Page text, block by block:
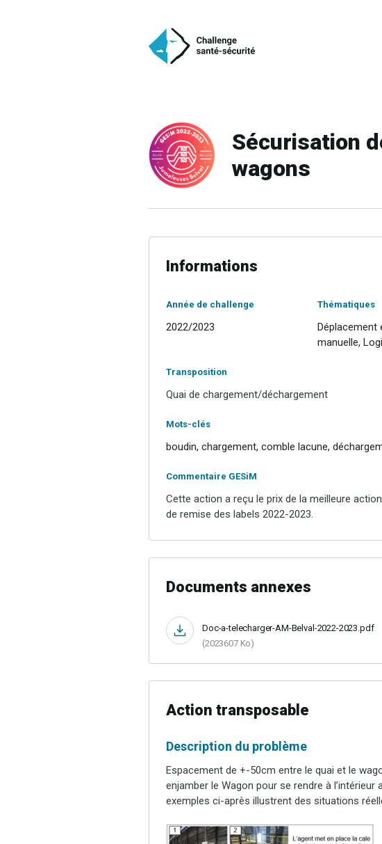
Sécurisation
wagons
Informations
Année de challenge
2022/2023
Thématiques
Déplacement
manuelle,
Transposition
Quai de chargement/déchargement
Mots-clés
boudin, chargement, comble lacune,
Commentaire GESiM
Cette action a reçu le prix de la meilleure
de remise des labels 2022-2023.
Documents annexes
Doc-a-telecharger-AM-Belval-2022-2023.pdf
(2023607 Ko)
Action transposable
Description du problème
Espacement de +-50cm entre le quai et le
enjamber le Wagon pour se rendre à
exemples ci-après illustrent des situations